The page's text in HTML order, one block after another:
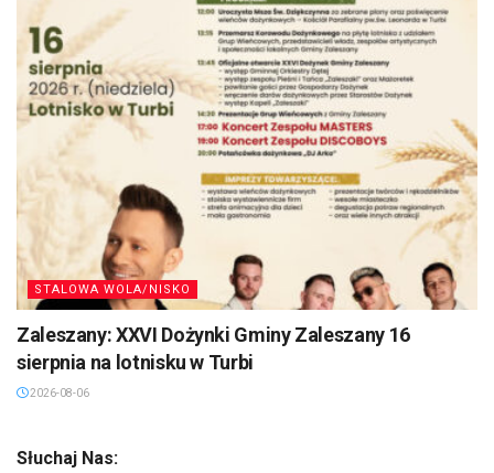
STALOWA WOLA/NISKO
Zaleszany: XXVI Dożynki Gminy Zaleszany 16
sierpnia na lotnisku w Turbi
2026-08-06
Słuchaj Nas: